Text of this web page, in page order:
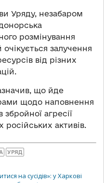
Уряду, незабаром
розмінування
очікується залучення
від різних
що йде
щодо наповнення
збройної агресії
російських активів.
УРЯД